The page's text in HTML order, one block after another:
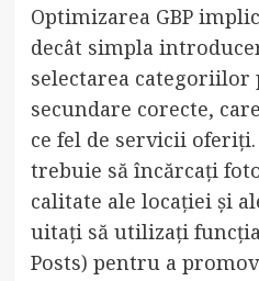
Optimizarea GBP
decât simpla
selectarea categoriilor
secundare corecte,
ce fel de servicii oferiți.
trebuie să încărcați
calitate ale locației și
uitați să utilizați
Posts) pentru a